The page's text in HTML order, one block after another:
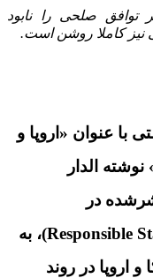
توافق صلحی را نابود
نیز کاملا روشن است.
با عنوان «اروپا و
الدار
در
Responsible)، به
اروپا در روند